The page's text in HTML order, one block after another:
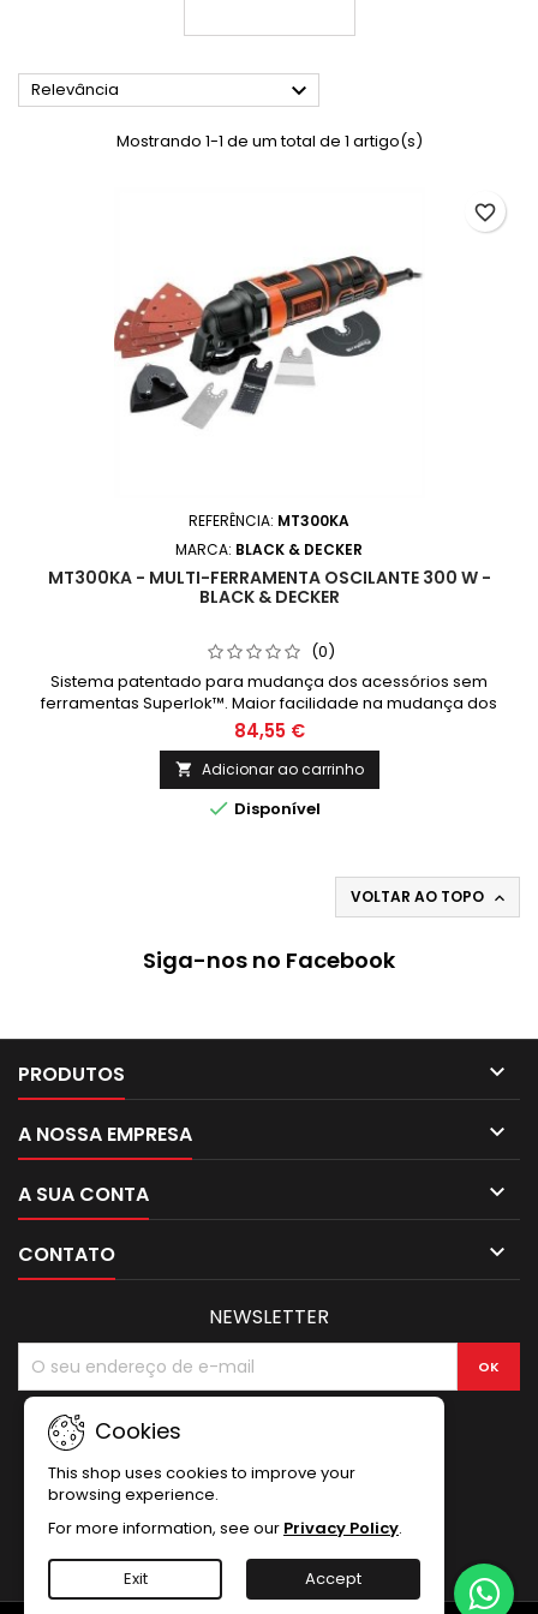
Relevância 
Mostrando 1-1 de um total de 1 artigo(s)
REFERÊNCIA: MT300KA
MARCA: BLACK & DECKER
MT300KA - MULTI-FERRAMENTA OSCILANTE 300 W -
BLACK & DECKER
(0)
Sistema patentado para mudança dos acessórios sem
ferramentas Superlok™. Maior facilidade na mudança dos
acessórios do que a concorrencia. Maior velocidade para
acabar as tarefas. Não é preciso utilizar chaves Allen!
Desenho delgado do punho para maior comforto em
tarefas de longa duração Consiga fazer o trabalho mais
rápido com a nova Multi-ferramenta...
84,55 €
 Adicionar ao carrinho
 Disponível
favorite_border
VOLTAR AO TOPO 
Siga-nos no Facebook
PRODUTOS 
A NOSSA EMPRESA 
A SUA CONTA 
CONTATO 
Cookies
This shop uses cookies to improve your
browsing experience.
For more information, see our Privacy Policy.
Exit Accept
NEWSLETTER